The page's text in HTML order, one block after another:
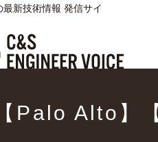
最新技術情報 発信サイ
【Palo Alto】